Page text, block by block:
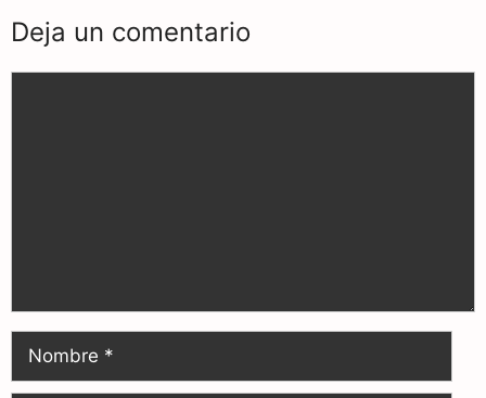
Deja un comentario